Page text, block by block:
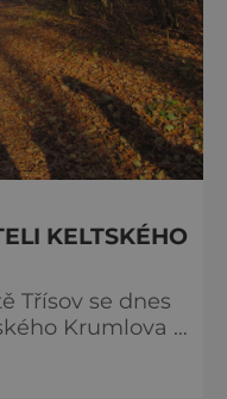
KELTSKÉHO
Třísov se dnes
Krumlova a
která skýtá